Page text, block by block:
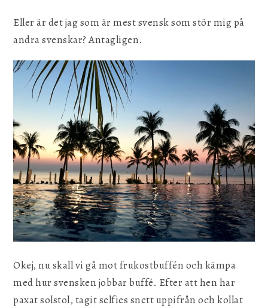
Eller är det jag som är mest svensk som stör mig på
andra svenskar? Antagligen.
Okej, nu skall vi gå mot frukostbuffén och kämpa
med hur svensken jobbar buffé. Efter att hen har
paxat solstol, tagit selfies snett uppifrån och kollat